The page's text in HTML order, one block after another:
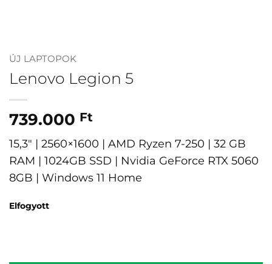
ÚJ LAPTOPOK
Lenovo Legion 5
739.000 Ft
15,3″ | 2560×1600 | AMD Ryzen 7-250 | 32 GB
RAM | 1024GB SSD | Nvidia GeForce RTX 5060
8GB | Windows 11 Home
Elfogyott